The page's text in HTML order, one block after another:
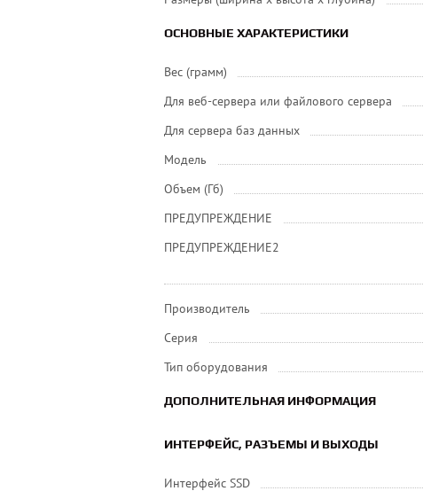
ОСНОВНЫЕ ХАРАКТЕРИСТИКИ
Вес (грамм)
Для веб-сервера или файлового сервера
Для сервера баз данных
Модель
Объем (Гб)
ПРЕДУПРЕЖДЕНИЕ
ПРЕДУПРЕЖДЕНИЕ2
Производитель
Серия
Тип оборудования
ДОПОЛНИТЕЛЬНАЯ ИНФОРМАЦИЯ
ИНТЕРФЕЙС, РАЗЪЕМЫ И ВЫХОДЫ
Интерфейс SSD